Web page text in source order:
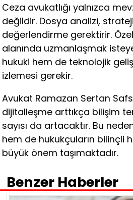
Ceza avukatlığı yalnızca
değildir. Dosya analizi,
değerlendirme gerektirir.
alanında uzmanlaşmak
hukuki hem de teknolojik
izlemesi gerekir.
Avukat Ramazan Sertan
dijitalleşme arttıkça bilişim
sayısı da artacaktır. Bu
hem de hukukçuların bilinçli
büyük önem taşımaktadır.
Benzer Haberler